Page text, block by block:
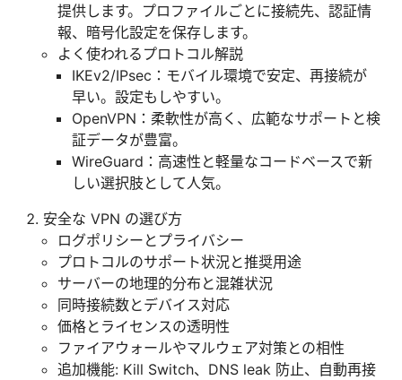
提供します。プロファイルごとに接続先、認証情
報、暗号化設定を保存します。
よく使われるプロトコル解説
IKEv2/IPsec：モバイル環境で安定、再接続が
早い。設定もしやすい。
OpenVPN：柔軟性が高く、広範なサポートと検
証データが豊富。
WireGuard：高速性と軽量なコードベースで新
しい選択肢として人気。
安全な VPN の選び方
ログポリシーとプライバシー
プロトコルのサポート状況と推奨用途
サーバーの地理的分布と混雑状況
同時接続数とデバイス対応
価格とライセンスの透明性
ファイアウォールやマルウェア対策との相性
追加機能: Kill Switch、DNS leak 防止、自動再接